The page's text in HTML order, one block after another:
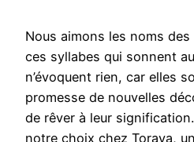
Nous aimons les noms
ces syllabes qui sonnent
n’évoquent rien, car elles
promesse de nouvelles
de rêver à leur
notre choix chez Toraya,